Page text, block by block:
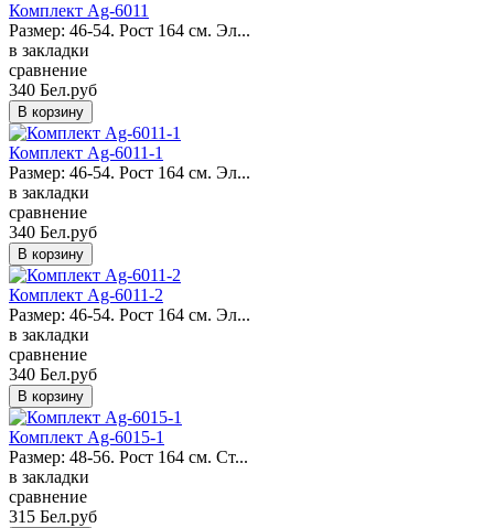
Комплект Ag-6011
Размер: 46-54. Рост 164 см. Эл...
в закладки
сравнение
340 Бел.руб
Комплект Ag-6011-1
Размер: 46-54. Рост 164 см. Эл...
в закладки
сравнение
340 Бел.руб
Комплект Ag-6011-2
Размер: 46-54. Рост 164 см. Эл...
в закладки
сравнение
340 Бел.руб
Комплект Ag-6015-1
Размер: 48-56. Рост 164 см. Ст...
в закладки
сравнение
315 Бел.руб